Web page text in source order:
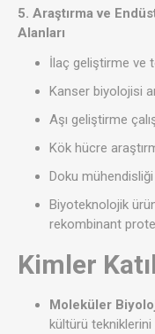
5. Araştırma ve
Alanları
İlaç geliştirme ve
Kanser biyolojisi
Aşı geliştirme
Kök hücre
Doku
Biyoteknolojik
rekombinant
Kimler
Moleküler
kültürü tekniklerini